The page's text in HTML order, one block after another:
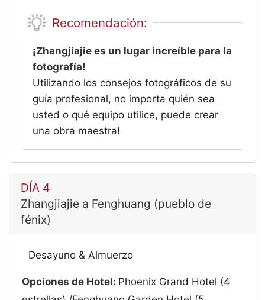
Recomendación:
¡Zhangjiajie es un lugar increíble para la
fotografía!
Utilizando los consejos fotográficos de su
guía profesional, no importa quién sea
usted o qué equipo utilice, puede crear
una obra maestra!
DÍA 4
Zhangjiajie a Fenghuang (pueblo de
fénix)
Desayuno & Almuerzo
Opciones de Hotel: Phoenix Grand Hotel (4